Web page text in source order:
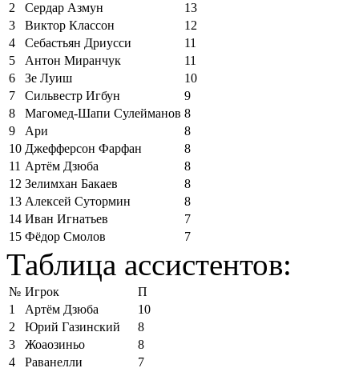
2
Сердар Азмун
13
3
Виктор Классон
12
4
Себастьян Дриусси
11
5
Антон Миранчук
11
6
Зе Луиш
10
7
Сильвестр Игбун
9
8
Магомед-Шапи Сулейманов 8
9
Ари
8
10 Джефферсон Фарфан
8
11 Артём Дзюба
8
12 Зелимхан Бакаев
8
13 Алексей Сутормин
8
14 Иван Игнатьев
7
15 Фёдор Смолов 7
Таблица ассистентов:
№ Игрок
П
1
Артём Дзюба
10
2
Юрий Газинский
8
3
Жоаозиньо
8
4
Раванелли
7